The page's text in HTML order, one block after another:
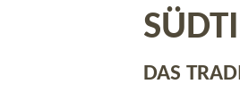
DAS